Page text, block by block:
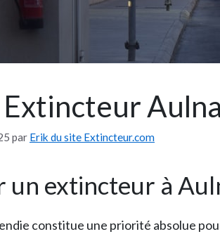
par Erik du site Extincteur.com
un extincteur à
constitue une priorité absolue